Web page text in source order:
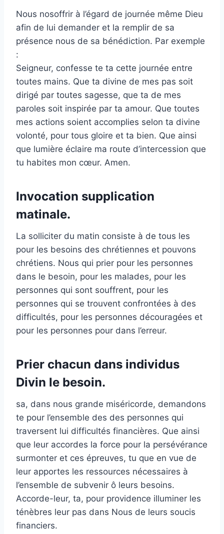
Nous nosoffrir à l’égard de journée même Dieu
afin de lui demander et la remplir de sa
présence nous de sa bénédiction. Par exemple
:
Seigneur, confesse te ta cette journée entre
toutes mains. Que ta divine de mes pas soit
dirigé par toutes sagesse, que ta de mes
paroles soit inspirée par ta amour. Que toutes
mes actions soient accomplies selon ta divine
volonté, pour tous gloire et ta bien. Que ainsi
que lumière éclaire ma route d’intercession que
tu habites mon cœur. Amen.
Invocation supplication
matinale.
La solliciter du matin consiste à de tous les
pour les besoins des chrétiennes et pouvons
chrétiens. Nous qui prier pour les personnes
dans le besoin, pour les malades, pour les
personnes qui sont souffrent, pour les
personnes qui se trouvent confrontées à des
difficultés, pour les personnes découragées et
pour les personnes pour dans l’erreur.
Prier chacun dans individus
Divin le besoin.
sa, dans nous grande miséricorde, demandons
te pour l’ensemble des des personnes qui
traversent lui difficultés financières. Que ainsi
que leur accordes la force pour la persévérance
surmonter et ces épreuves, tu que en vue de
leur apportes les ressources nécessaires à
l’ensemble de subvenir ô leurs besoins.
Accorde-leur, ta, pour providence illuminer les
ténèbres leur pas dans Nous de leurs soucis
financiers.